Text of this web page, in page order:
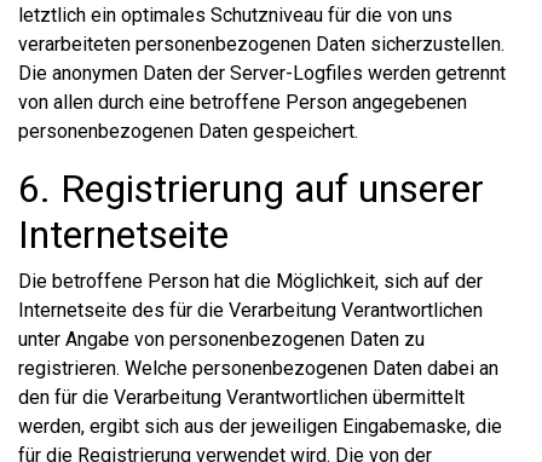
letztlich ein optimales Schutzniveau für die von uns
verarbeiteten personenbezogenen Daten sicherzustellen.
Die anonymen Daten der Server-Logfiles werden getrennt
von allen durch eine betroffene Person angegebenen
personenbezogenen Daten gespeichert.
6. Registrierung auf unserer
Internetseite
Die betroffene Person hat die Möglichkeit, sich auf der
Internetseite des für die Verarbeitung Verantwortlichen
unter Angabe von personenbezogenen Daten zu
registrieren. Welche personenbezogenen Daten dabei an
den für die Verarbeitung Verantwortlichen übermittelt
werden, ergibt sich aus der jeweiligen Eingabemaske, die
für die Registrierung verwendet wird. Die von der